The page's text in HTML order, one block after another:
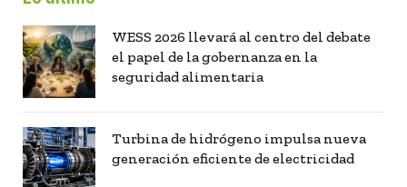
WESS 2026 llevará al centro del debate
el papel de la gobernanza en la
seguridad alimentaria
Turbina de hidrógeno impulsa nueva
generación eficiente de electricidad